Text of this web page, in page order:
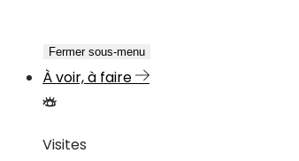
Fermer sous-menu
À voir, à faire
Visites